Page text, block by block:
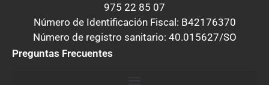
975 22 85 07
Número de Identificación Fiscal: B42176370
Número de registro sanitario: 40.015627/SO
Preguntas Frecuentes